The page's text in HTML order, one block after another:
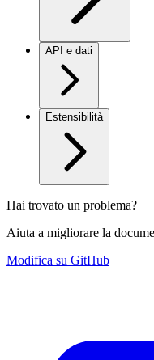
API e dati
Estensibilità
Hai trovato un problema?
Aiuta a migliorare la
Modifica su GitHub